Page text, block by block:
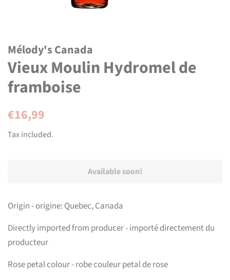
Mélody's Canada
Vieux Moulin Hydromel de
framboise
Regular
€16,99
Tax included.
Available soon!
Origin - origine: Quebec, Canada
Directly imported from producer - importé directement du
producteur
Rose petal colour - robe couleur petal de rose